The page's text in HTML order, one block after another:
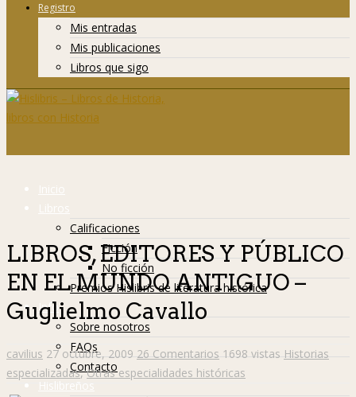
Registro
Mis entradas
Mis publicaciones
Libros que sigo
Inicio
Libros
Calificaciones
Ficción
No ficción
Premios Hislibris de literatura histórica
Info
Sobre nosotros
FAQs
Contacto
Hislibreños
LIBROS, EDITORES Y PÚBLICO
EN EL MUNDO ANTIGUO –
Guglielmo Cavallo
cavilius 27 octubre, 2009 26 Comentarios 1698 vistas Historias
especializadas,Otras especialidades históricas